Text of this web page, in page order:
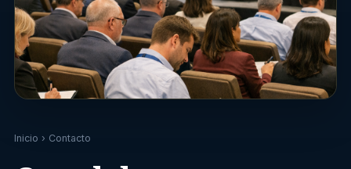
Inicio › Contacto